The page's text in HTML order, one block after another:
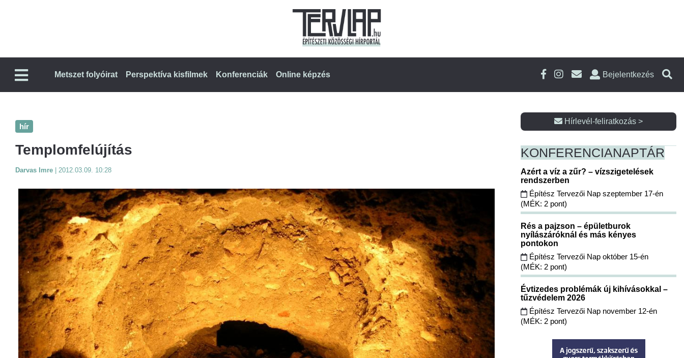
Metszet folyóirat Perspektíva kisfilmek Konferenciák Online képzés Bejelentkezés
hír
Templomfelújítás
Darvas Imre 2012.03.09. 10:28
Hírlevél-feliratkozás >
KONFERENCIANAPTÁR
Azért a víz a zűr? – vízszigetelések
rendszerben
Építész Tervezői Nap szeptember 17-én
(MÉK: 2 pont)
Rés a pajzson – épületburok
nyílászáróknál és más kényes
pontokon
Építész Tervezői Nap október 15-én
(MÉK: 2 pont)
Évtizedes problémák új kihívásokkal –
tűzvédelem 2026
Építész Tervezői Nap november 12-én
(MÉK: 2 pont)